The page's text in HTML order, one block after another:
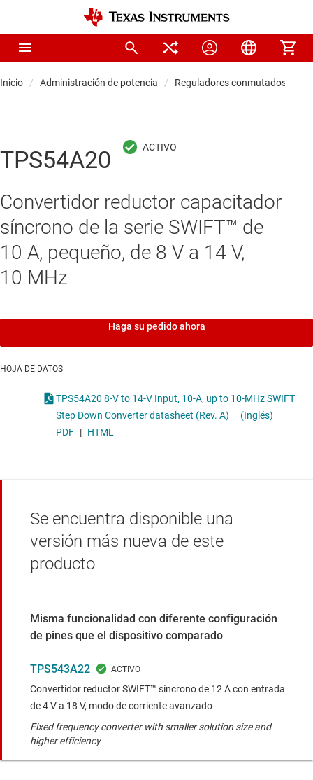
Inicio Administración de potencia Reguladores conmutados CC/
TPS54A20
Convertidor reductor capacitador
síncrono de la serie SWIFT™ de
10 A, pequeño, de 8 V a 14 V,
10 MHz
Haga su pedido ahora
HOJA DE DATOS
TPS54A20 8-V to 14-V Input, 10-A, up to 10-MHz SWIFT
Step Down Converter datasheet (Rev. A)
(Inglés)
PDF | HTML
Se encuentra disponible una
versión más nueva de este
producto
Misma funcionalidad con diferente configuración
de pines que el dispositivo comparado
TPS543A22
Convertidor reductor SWIFT™ síncrono de 12 A con entrada
de 4 V a 18 V, modo de corriente avanzado
Fixed frequency converter with smaller solution size and
higher efficiency